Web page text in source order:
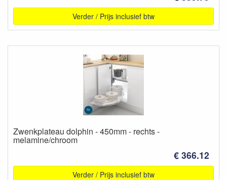
Verder / Prijs inclusief btw
Zwenkplateau dolphin - 450mm - rechts -
melamine/chroom
€ 366.12
Verder / Prijs inclusief btw